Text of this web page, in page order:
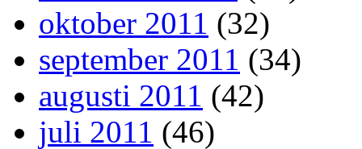
oktober 2011 (32)
september 2011 (34)
augusti 2011 (42)
juli 2011 (46)